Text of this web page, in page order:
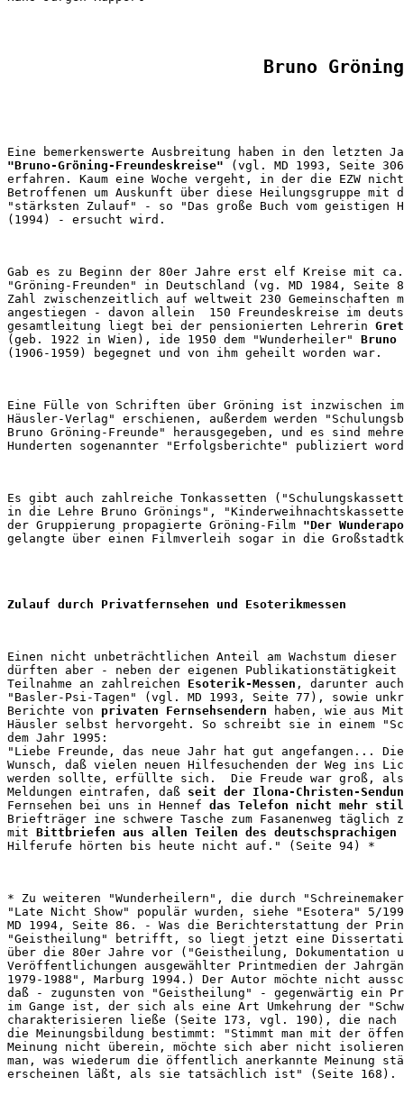
Bruno
"Bruno-Gröning-Freundeskreise" (vgl. MD 1993, Seite
erfahren. Kaum eine Woche vergeht, in der die EZW
Betroffenen um Auskunft über diese Heilungsgruppe mit
"stärksten Zulauf" - so "Das große Buch vom geistigen
Gab es zu Beginn der 80er Jahre erst elf Kreise mit
"Gröning-Freunden" in Deutschland (vg. MD 1984,
Zahl zwischenzeitlich auf weltweit 230 Gemeinschaften
angestiegen - davon allein  150 Freundeskreise im
gesamtleitung liegt bei der pensionierten Lehrerin
(geb. 1922 in Wien), ide 1950 dem "Wunderheiler" Bruno
Eine Fülle von Schriften über Gröning ist inzwischen
Häusler-Verlag" erschienen, außerdem werden
Bruno Gröning-Freunde" herausgegeben, und es sind
Es gibt auch zahlreiche Tonkassetten
in die Lehre Bruno Grönings",
der Gruppierung propagierte Gröning-Film "Der
Zulauf durch Privatfernsehen und Esoterikmessen
Einen nicht unbeträchtlichen Anteil am Wachstum dieser
dürften aber - neben der eigenen
Teilnahme an zahlreichen Esoterik-Messen , darunter
"Basler-Psi-Tagen" (vgl. MD 1993, Seite 77), sowie
Berichte von privaten Fernsehsendern haben, wie aus
Häusler selbst hervorgeht. So schreibt sie in einem
dem Jahr 1995:
"Liebe Freunde, das neue Jahr hat gut angefangen...
Wunsch, daß vielen neuen Hilfesuchenden der Weg ins
werden sollte, erfüllte sich.  Die Freude war groß,
Meldungen eintrafen, daß seit der Ilona-Christen-
Fernsehen bei uns in Hennef das Telefon nicht mehr
Briefträger ine schwere Tasche zum Fasanenweg
mit Bittbriefen aus allen Teilen des deutschsprachigen
* Zu weiteren "Wunderheilern", die durch
"Late Nicht Show" populär wurden, siehe "Esotera" 5/
MD 1994, Seite 86. - Was die Berichterstattung der
"Geistheilung" betrifft, so liegt jetzt eine Dissertation
über die 80er Jahre vor ("Geistheilung, Dokumentation
Veröffentlichungen ausgewählter Printmedien der
1979-1988", Marburg 1994.) Der Autor möchte nicht
daß - zugunsten von "Geistheilung" - gegenwärtig ein
im Gange ist, der sich als eine Art Umkehrung der
charakterisieren ließe (Seite 173, vgl. 190), die nach
die Meinungsbildung bestimmt: "Stimmt man mit der
Meinung nicht überein, möchte sich aber nicht
man, was wiederum die öffentlich anerkannte Meinung